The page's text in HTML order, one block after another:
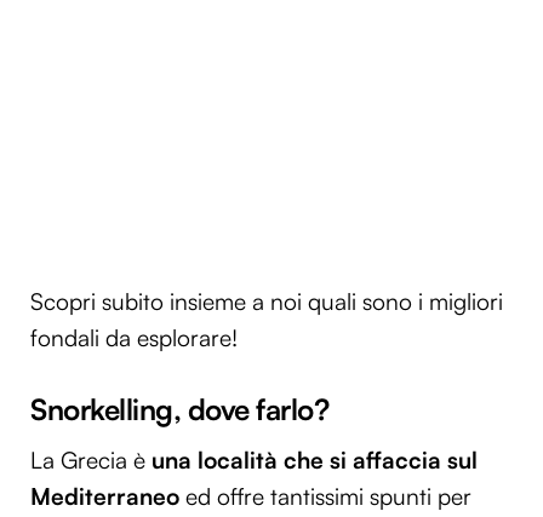
Scopri subito insieme a noi quali sono i migliori
fondali da esplorare!
Snorkelling, dove farlo?
La Grecia è una località che si affaccia sul
Mediterraneo ed offre tantissimi spunti per